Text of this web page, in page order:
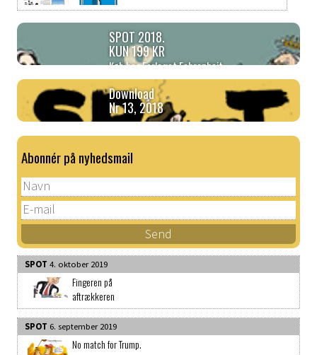
SPOT 2018.
KUN 199 KR
Køb hos Forlaget Fahrenheit
Download
Nr 13, 2018
Abonnér på nyhedsmail
SPOT 4. oktober 2019
Fingeren på
aftrækkeren
SPOT 6. september 2019
No match for Trump.